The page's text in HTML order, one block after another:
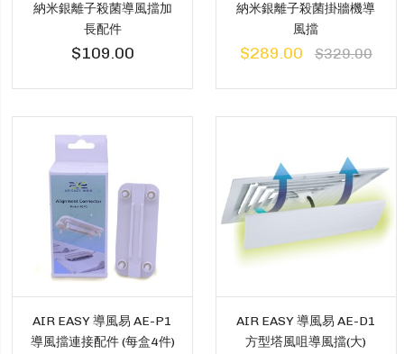
納米銀離子殺菌導風擋加
長配件
$109.00
納米銀離子殺菌掛牆機導
風擋
$289.00 $329.00
AIR EASY 導風易 AE-P1
導風擋連接配件 (每盒4件)
AIR EASY 導風易 AE-D1
方型塔風咀導風擋(大)